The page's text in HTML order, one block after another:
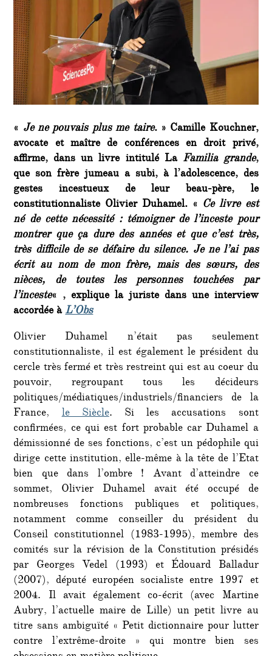
« Je ne pouvais plus me taire. » Camille Kouchner,
avocate et maître de conférences en droit privé,
affirme, dans un livre intitulé La Familia grande,
que son frère jumeau a subi, à l’adolescence, des
gestes incestueux de leur beau-père, le
constitutionnaliste Olivier Duhamel. « Ce livre est
né de cette nécessité : témoigner de l’inceste pour
montrer que ça dure des années et que c’est très,
très difficile de se défaire du silence. Je ne l’ai pas
écrit au nom de mon frère, mais des sœurs, des
nièces, de toutes les personnes touchées par
l’inceste« , explique la juriste dans une interview
accordée àL’Obs
Olivier Duhamel n’était pas seulement
constitutionnaliste, il est également le président du
cercle très fermé et très restreint qui est au coeur du
pouvoir, regroupant tous les décideurs
politiques/médiatiques/industriels/financiers de la
France,le Siècle. Si les accusations sont
confirmées, ce qui est fort probable car Duhamel a
démissionné de ses fonctions, c’est un pédophile qui
dirige cette institution, elle-même à la tête de l’Etat
bien que dans l’ombre ! Avant d’atteindre ce
sommet, Olivier Duhamel avait été occupé de
nombreuses fonctions publiques et politiques,
notamment comme conseiller du président du
Conseil constitutionnel (1983-1995), membre des
comités sur la révision de la Constitution présidés
par Georges Vedel (1993) et Édouard Balladur
(2007), député européen socialiste entre 1997 et
2004. Il avait également co-écrit (avec Martine
Aubry, l’actuelle maire de Lille) un petit livre au
titre sans ambiguïté « Petit dictionnaire pour lutter
contre l’extrême-droite » qui montre bien ses